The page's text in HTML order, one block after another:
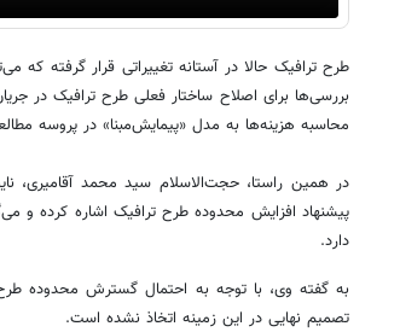
طرح ترافیک حالا در آستانه تغییراتی قرار گرفته
بررسی‌ها برای اصلاح ساختار فعلی طرح ترافیک در
محاسبه هزینه‌ها به مدل «پیمایش‌مبنا» در پروسه
در همین راستا، حجت‌الاسلام سید محمد آقامیری،
پیشنهاد افزایش محدوده طرح ترافیک اشاره کرده و
دارد.
به گفته وی، با توجه به احتمال گسترش محدوده
تصمیم نهایی در این زمینه اتخاذ نشده است.